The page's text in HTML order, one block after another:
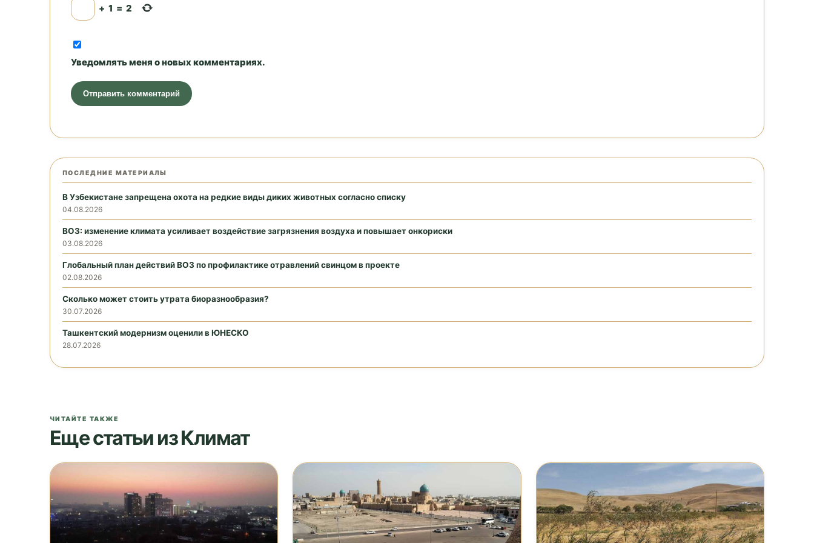
+ 1 = 2
Уведомлять меня о новых комментариях.
ПОСЛЕДНИЕ МАТЕРИАЛЫ
В Узбекистане запрещена охота на редкие виды диких животных согласно списку
04.08.2026
ВОЗ: изменение климата усиливает воздействие загрязнения воздуха и повышает онкориски
03.08.2026
Глобальный план действий ВОЗ по профилактике отравлений свинцом в проекте
02.08.2026
Сколько может стоить утрата биоразнообразия?
30.07.2026
Ташкентский модернизм оценили в ЮНЕСКО
28.07.2026
ЧИТАЙТЕ ТАКЖЕ
Еще статьи из Климат